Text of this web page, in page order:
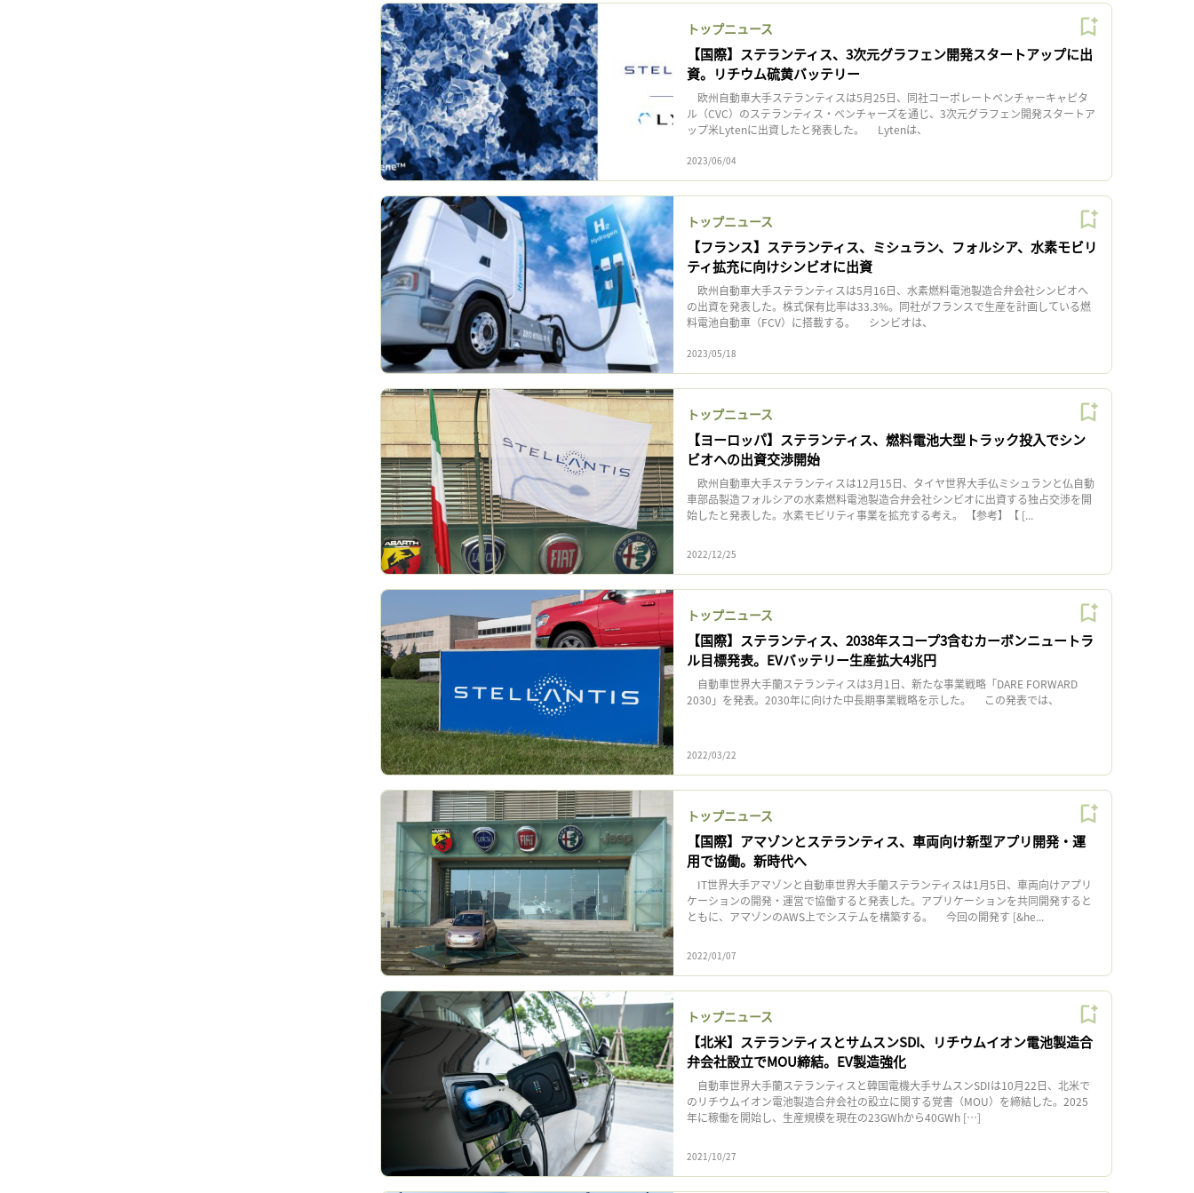
トップニュース
【国際】ステランティス、3次元グラフェン開発スタートアップに出
資。リチウム硫黄バッテリー
欧州自動車大手ステランティスは5月25日、同社コーポレートベンチャーキャピタ
ル（CVC）のステランティス・ベンチャーズを通じ、3次元グラフェン開発スタートア
ップ米Lytenに出資したと発表した。 Lytenは、
2023/06/04
トップニュース
【フランス】ステランティス、ミシュラン、フォルシア、水素モビリ
ティ拡充に向けシンビオに出資
欧州自動車大手ステランティスは5月16日、水素燃料電池製造合弁会社シンビオへ
の出資を発表した。株式保有比率は33.3%。同社がフランスで生産を計画している燃
料電池自動車（FCV）に搭載する。 シンビオは、
2023/05/18
トップニュース
【ヨーロッパ】ステランティス、燃料電池大型トラック投入でシン
ビオへの出資交渉開始
欧州自動車大手ステランティスは12月15日、タイヤ世界大手仏ミシュランと仏自動
車部品製造フォルシアの水素燃料電池製造合弁会社シンビオに出資する独占交渉を開
始したと発表した。水素モビリティ事業を拡充する考え。 【参考】【 [...
2022/12/25
トップニュース
【国際】ステランティス、2038年スコープ3含むカーボンニュートラ
ル目標発表。EVバッテリー生産拡大4兆円
自動車世界大手蘭ステランティスは3月1日、新たな事業戦略「DARE FORWARD
2030」を発表。2030年に向けた中長期事業戦略を示した。 この発表では、
2022/03/22
トップニュース
【国際】アマゾンとステランティス、車両向け新型アプリ開発・運
用で協働。新時代へ
IT世界大手アマゾンと自動車世界大手蘭ステランティスは1月5日、車両向けアプリ
ケーションの開発・運営で協働すると発表した。アプリケーションを共同開発すると
ともに、アマゾンのAWS上でシステムを構築する。 今回の開発す [&he...
2022/01/07
トップニュース
【北米】ステランティスとサムスンSDI、リチウムイオン電池製造合
弁会社設立でMOU締結。EV製造強化
自動車世界大手蘭ステランティスと韓国電機大手サムスンSDIは10月22日、北米で
のリチウムイオン電池製造合弁会社の設立に関する覚書（MOU）を締結した。2025
年に稼働を開始し、生産規模を現在の23GWhから40GWh […]
2021/10/27
記事をお気に入りに保存するには
ログインが必要です
ログイン 会員登録